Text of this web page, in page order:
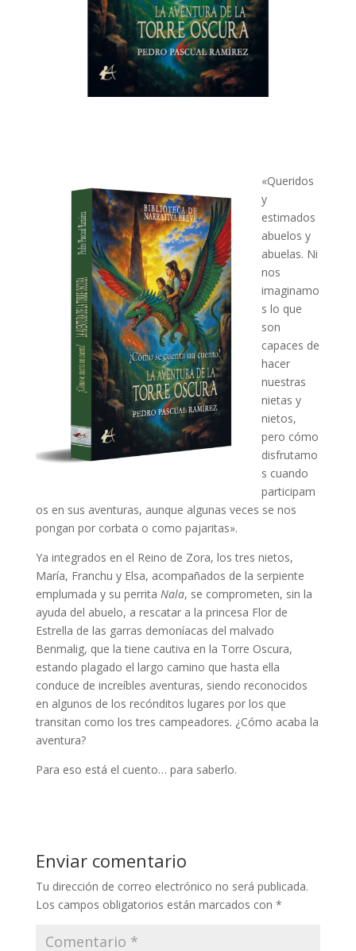
«Queridos
y
estimados
abuelos y
abuelas. Ni
nos
imaginamo
s lo que
son
capaces de
hacer
nuestras
nietas y
nietos,
pero cómo
disfrutamo
s cuando
participam
os en sus aventuras, aunque algunas veces se nos
pongan por corbata o como pajaritas».
Ya integrados en el Reino de Zora, los tres nietos,
María, Franchu y Elsa, acompañados de la serpiente
emplumada y su perrita Nala, se comprometen, sin la
ayuda del abuelo, a rescatar a la princesa Flor de
Estrella de las garras demoníacas del malvado
Benmalig, que la tiene cautiva en la Torre Oscura,
estando plagado el largo camino que hasta ella
conduce de increíbles aventuras, siendo reconocidos
en algunos de los recónditos lugares por los que
transitan como los tres campeadores. ¿Cómo acaba la
aventura?
Para eso está el cuento… para saberlo.
Enviar comentario
Tu dirección de correo electrónico no será publicada.
Los campos obligatorios están marcados con *